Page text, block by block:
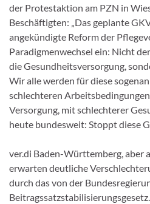
der Protestaktion am PZN in
Beschäftigten: „Das geplante
angekündigte Reform der
Paradigmenwechsel ein: Nicht
die Gesundheitsversorgung,
Wir alle werden für diese
schlechteren
Versorgung, mit schlechterer
heute bundesweit: Stoppt diese
ver.di Baden-Württemberg, aber
erwarten deutliche
durch das von der